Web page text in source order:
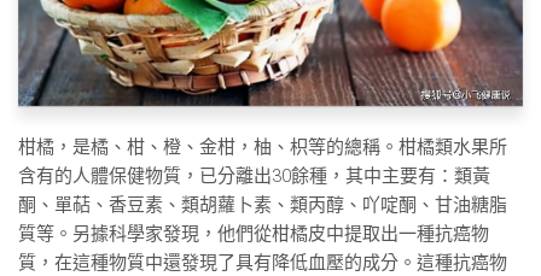
柑橘，是橘、柑、橙、金柑，柚、枳等的總稱。柑橘類水果所
含有的人體保健物質，已分離出30餘種，其中主要有：類黃
酮、單萜、香豆素、類胡蘿卜素、類丙醇、吖啶酮、甘油糖脂
質等。另據科學家發現，他們從柑橘皮中提取出一種抗癌物
質，在這種物質中還發現了具有降低血壓的成分。這種抗癌物